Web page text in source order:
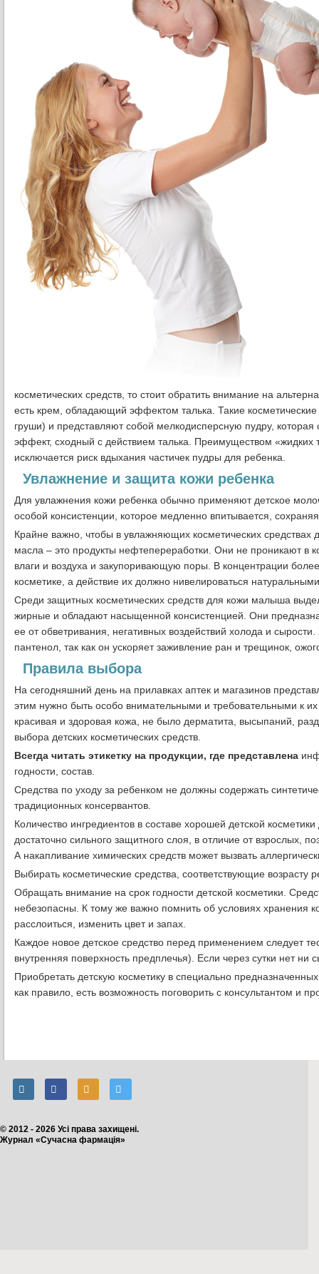
косметических средств, то стоит обратить внимание на
есть крем, обладающий эффектом талька. Такие
груши) и представляют собой мелкодисперсную пудру,
эффект, сходный с действием талька. Преимуществом «жидких
исключается риск вдыхания частичек пудры для ребенка.
Увлажнение и защита кожи ребенка
Для увлажнения кожи ребенка обычно применяют детское
особой консистенции, которое медленно впитывается,
Крайне важно, чтобы в увлажняющих косметических
масла – это продукты нефтепереработки. Они не проникают в
влаги и воздуха и закупоривающую поры. В концентрации
косметике, а действие их должно нивелироваться
Среди защитных косметических средств для кожи малыша
жирные и обладают насыщенной консистенцией. Они
ее от обветривания, негативных воздействий холода и
пантенол, так как он ускоряет заживление ран и трещинок,
Правила выбора
На сегодняшний день на прилавках аптек и магазинов
этим нужно быть особо внимательными и требовательными к
красивая и здоровая кожа, не было дерматита, высыпаний,
выбора детских косметических средств.
Всегда читать этикетку на продукции, где представлена
годности, состав.
Средства по уходу за ребенком не должны содержать
традиционных консервантов.
Количество ингредиентов в составе хорошей детской
достаточно сильного защитного слоя, в отличие от взрослых,
А накапливание химических средств может вызвать
Выбирать косметические средства, соответствующие возрасту
Обращать внимание на срок годности детской косметики.
небезопасны. К тому же важно помнить об условиях хранения
расслоиться, изменить цвет и запах.
Каждое новое детское средство перед применением следует
внутренняя поверхность предплечья). Если через сутки нет
Приобретать детскую косметику в специально
как правило, есть возможность поговорить с консультантом и
© 2012 - 2026 Усі права захищені.
Журнал «Сучасна фармація»